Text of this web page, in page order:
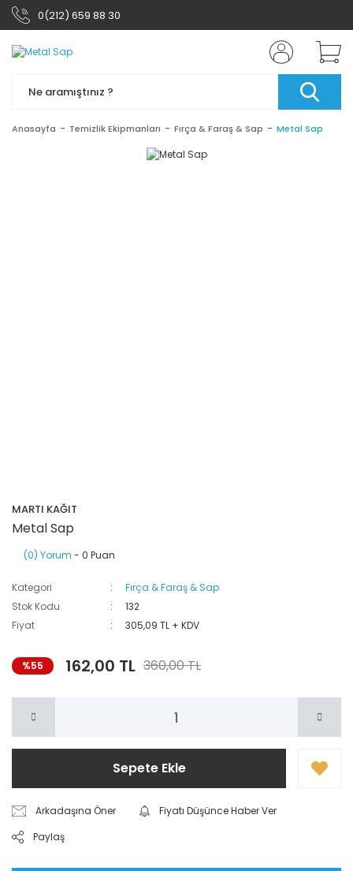
0(212) 659 88 30
Anasayfa Temizlik Ekipmanları Fırça & Faraş & Sap Metal Sap
MARTI KAĞIT
Metal Sap
(0) Yorum - 0 Puan
Kategori
Fırça & Faraş & Sap
Stok Kodu
132
Fiyat
305,09 TL + KDV
%55 162,00 TL 360,00 TL
Sepete Ekle
Arkadaşına Öner
Fiyatı Düşünce Haber Ver
Paylaş